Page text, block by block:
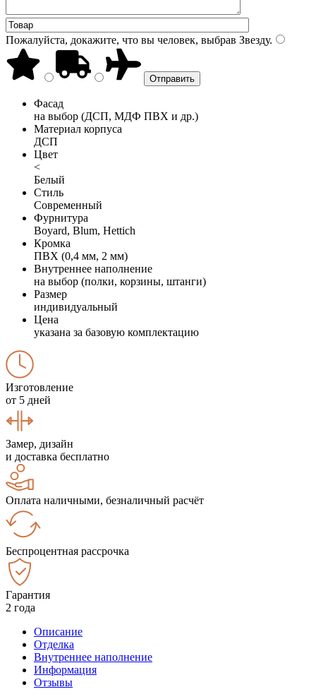
Пожалуйста, докажите, что вы человек, выбрав Звезду.
Фасад
на выбор (ДСП, МДФ ПВХ и др.)
Материал корпуса
ДСП
Цвет
<
Белый
Стиль
Современный
Фурнитура
Boyard, Blum, Hettich
Кромка
ПВХ (0,4 мм, 2 мм)
Внутреннее наполнение
на выбор (полки, корзины, штанги)
Размер
индивидуальный
Цена
указана за базовую комплектацию
Изготовление
от 5 дней
Замер, дизайн
и доставка бесплатно
Оплата наличными, безналичный расчёт
Беспроцентная рассрочка
Гарантия
2 года
Описание
Отделка
Внутреннее наполнение
Информация
Отзывы